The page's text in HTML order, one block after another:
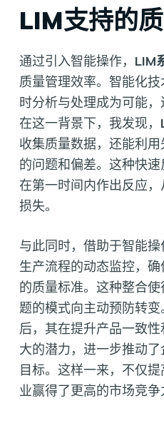
LIM支持的
通过引入智能操作， LIM
质量管理效率。智能化
时分析与处理成为可能，
在这一背景下，我发现，
收集质量数据，还能利
的问题和偏差。这种快
在第一时间内作出反应
损失。
与此同时，借助于智能
生产流程的动态监控，
的质量标准。这种整合
题的模式向主动预防转
后，其在提升产品一致
大的潜力，进一步推动
目标。这样一来，不仅
业赢得了更高的市场竞争